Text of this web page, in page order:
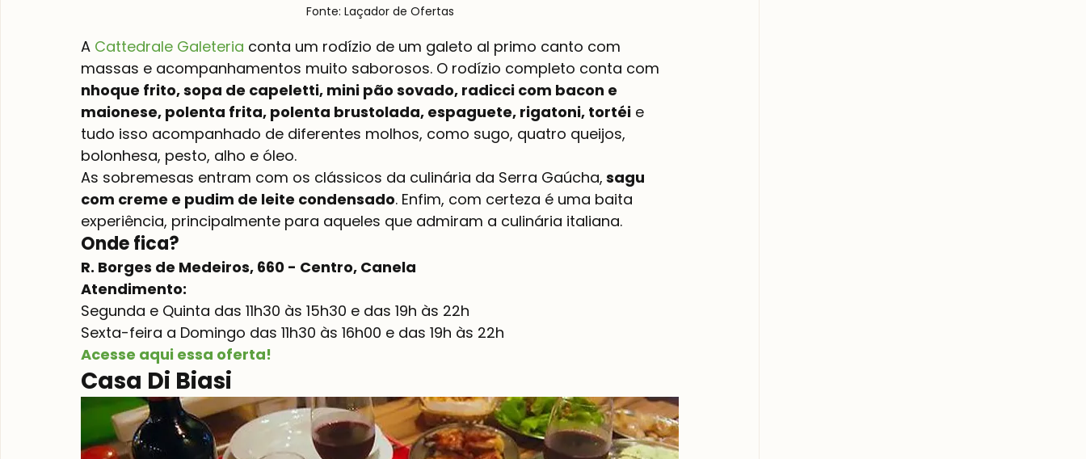
Fonte: Laçador de Ofertas
A Cattedrale Galeteria conta um rodízio de um galeto al primo canto com
massas e acompanhamentos muito saborosos. O rodízio completo conta com
nhoque frito, sopa de capeletti, mini pão sovado, radicci com bacon e
maionese, polenta frita, polenta brustolada, espaguete, rigatoni, tortéi e
tudo isso acompanhado de diferentes molhos, como sugo, quatro queijos,
bolonhesa, pesto, alho e óleo.
As sobremesas entram com os clássicos da culinária da Serra Gaúcha, sagu
com creme e pudim de leite condensado. Enfim, com certeza é uma baita
experiência, principalmente para aqueles que admiram a culinária italiana.
Onde fica?
R. Borges de Medeiros, 660 - Centro, Canela
Atendimento:
Segunda e Quinta das 11h30 às 15h30 e das 19h às 22h
Sexta-feira a Domingo das 11h30 às 16h00 e das 19h às 22h
Acesse aqui essa oferta!
Casa Di Biasi